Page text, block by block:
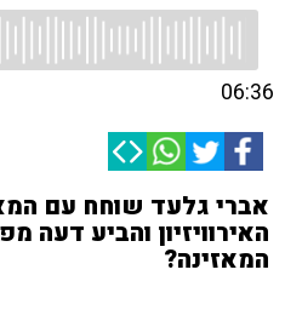
06:36
אברי גלעד שוחח עם
האירוויזיון והביע דעה
המאזינה?